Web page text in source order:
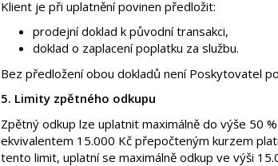
Klient je při uplatnění povinen předložit:
prodejní doklad k původní transakci,
doklad o zaplacení poplatku za službu.
Bez předložení obou dokladů není Poskytovatel
5. Limity zpětného odkupu
Zpětný odkup lze uplatnit maximálně do výše 50
ekvivalentem 15.000 Kč přepočteným kurzem
tento limit, uplatní se maximálně odkup ve výši